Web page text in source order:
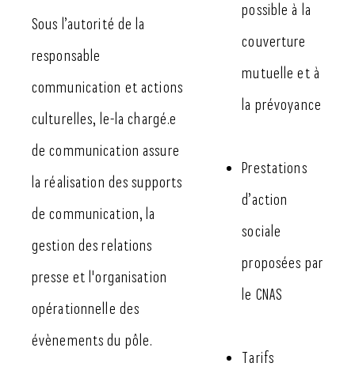
Sous l’autorité de la
responsable
communication et actions
culturelles, le-la chargé.e
de communication assure
la réalisation des supports
de communication, la
gestion des relations
presse et l'organisation
opérationnelle des
évènements du pôle.
possible à la
couverture
mutuelle et à
la prévoyance
Prestations
d’action
sociale
proposées par
le CNAS
Tarifs